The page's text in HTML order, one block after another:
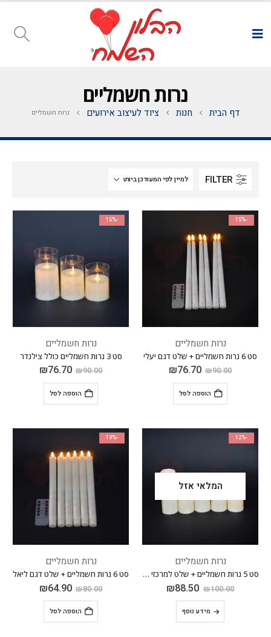
נרות חשמליים
דף הבית חנות ציוד לעיצוב אירועים נרות חשמליים
FILTER
-15%
נרות חשמליים
סט 6 נרות חשמליים + שלט דגם יעלי
₪90.00
₪76.70
הוספה לסל
-15%
נרות חשמליים
סט 3 נרות חשמליים כולל צילנדר
₪90.00
₪76.70
הוספה לסל
-12%
המלאי אזל
נרות חשמליים
סט 5 נרות חשמליים + שלט למרכזי שולחן
₪100.00
₪88.50
מידע נוסף
-19%
נרות חשמליים
סט 6 נרות חשמליים + שלט דגם ליאל
₪80.00
₪64.90
הוספה לסל